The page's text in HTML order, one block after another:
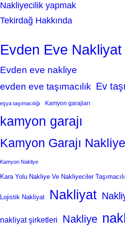
Nakliyecilik yapmak
Tekirdağ Hakkında
Evden Eve Nakliyat
Evden eve nakliye
evden eve taşımacılık Ev
eşya taşımacılığı Kamyon garajları
kamyon garajı
Kamyon Garajı
Kamyon Nakliye
Kara Yolu Nakliye Ve Nakliyeciler
Lojistik Nakliyat Nakliyat
nakliyat şirketleri Nakliye